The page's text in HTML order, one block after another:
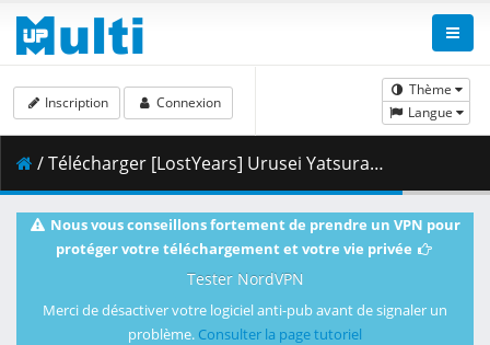
Thème
Langue
Inscription Connexion
/ Télécharger [LostYears] Urusei Yatsura (2022) - S01E08 (WEB 1080p HEVC AAC E-AC-3) [462F5CB1].mkv.004 ( 472.94 MB )
Nous vous conseillons fortement de prendre un VPN pour
protéger votre téléchargement et votre vie privée
Tester NordVPN
Merci de désactiver votre logiciel anti-pub avant de signaler un
problème. Consulter la page tutoriel